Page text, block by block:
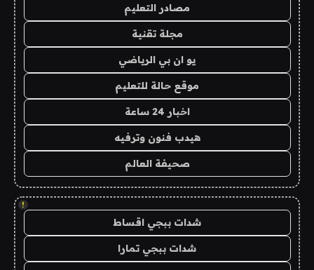
مصادر التعليم
مجلة تقنية
يو ان بي الرياضي
موقع حالة للتعليم
اخبار 24 ساعة
هيدب فنون وترفيه
صحيفة العالم
!
شدات ببجي اقساط
شدات ببجي تمارا